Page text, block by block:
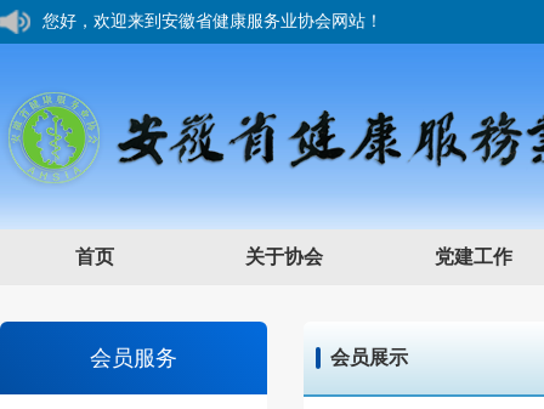
您好，欢迎来到安徽省健康服务业协会网站！
您好，欢迎来到安徽省健康服务业协会网站！
首页 关于协会 党建工作
会员服务 会员展示